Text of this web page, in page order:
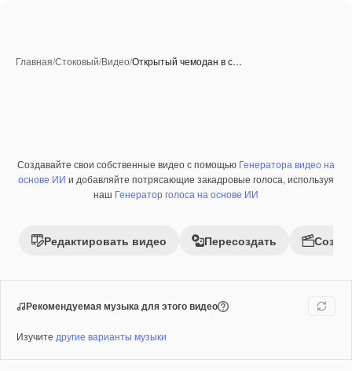
Главная/Стоковый/Видео/Открытый чемодан в с…
Создавайте свои собственные видео с помощью Генератора видео на
основе ИИ и добавляйте потрясающие закадровые голоса, используя
наш Генератор голоса на основе ИИ
Редактировать видео Пересоздать
Рекомендуемая музыка для этого видео
Изучите другие варианты музыки